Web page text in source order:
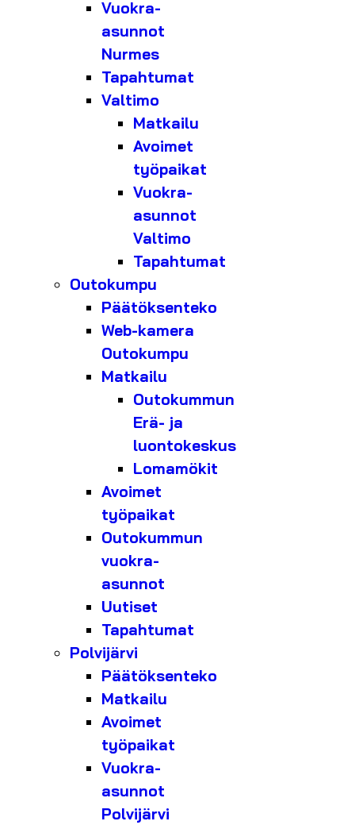
Vuokra-
asunnot
Nurmes
Tapahtumat
Valtimo
Matkailu
Avoimet
työpaikat
Vuokra-
asunnot
Valtimo
Tapahtumat
Outokumpu
Päätöksenteko
Web-kamera
Outokumpu
Matkailu
Outokummun
Erä- ja
luontokeskus
Lomamökit
Avoimet
työpaikat
Outokummun
vuokra-
asunnot
Uutiset
Tapahtumat
Polvijärvi
Päätöksenteko
Matkailu
Avoimet
työpaikat
Vuokra-
asunnot
Polvijärvi